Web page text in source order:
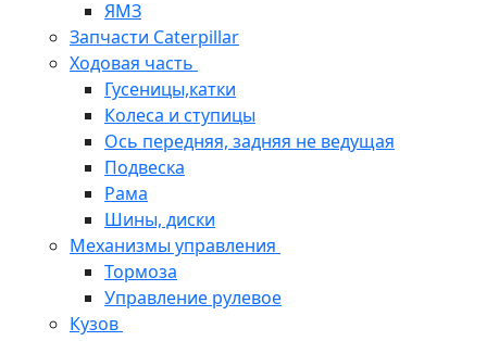
ЯМЗ
Запчасти Caterpillar
Ходовая часть
Гусеницы,катки
Колеса и ступицы
Ось передняя, задняя не ведущая
Подвеска
Рама
Шины, диски
Механизмы управления
Тормоза
Управление рулевое
Кузов